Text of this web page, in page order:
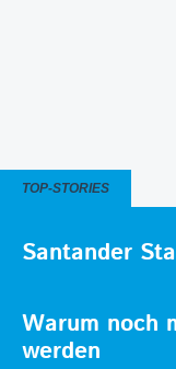
TOP-STORIES
Santander
Warum noch
werden